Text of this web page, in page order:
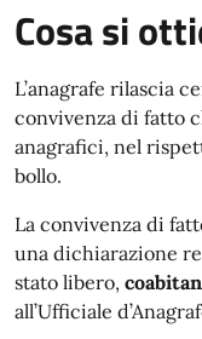
Cosa si
L’anagrafe rilascia
convivenza di fatto
anagrafici, nel
bollo.
La convivenza di
una dichiarazione
stato libero,
all’Ufficiale